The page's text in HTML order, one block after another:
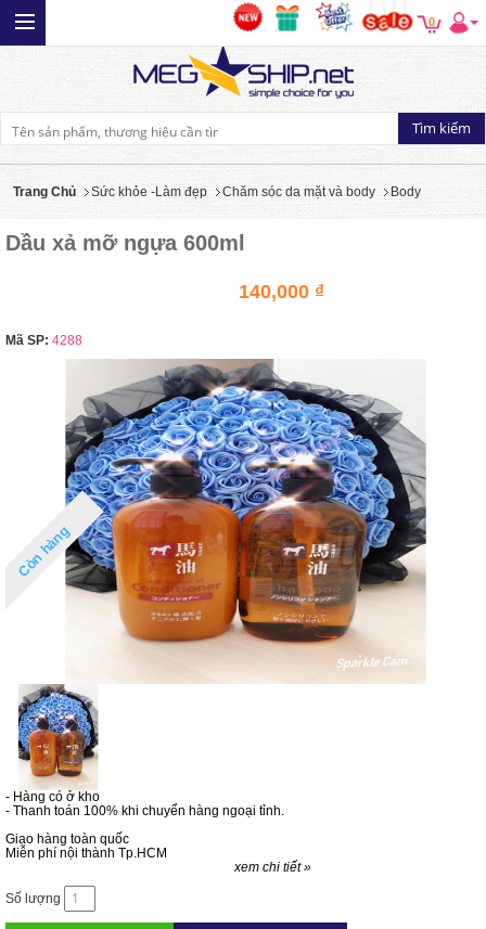
0
Trang Chủ Sức khỏe -Làm đẹp Chăm sóc da mặt và body Body
Dầu xả mỡ ngựa 600ml
140,000 ₫
Mã SP: 4288
Còn hàng
- Hàng có ở kho
- Thanh toán 100% khi chuyển hàng ngoại tỉnh.
Giao hàng toàn quốc
Miễn phí nội thành Tp.HCM
xem chi tiết »
Số lượng